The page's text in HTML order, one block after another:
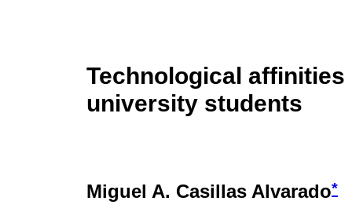
Technological affinities
university students
Miguel A. Casillas Alvarado*